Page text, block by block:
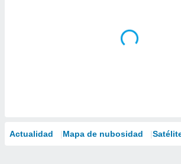
Actualidad Mapa de nubosidad